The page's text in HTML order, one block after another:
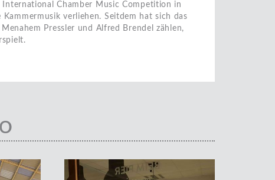
Chamber Music Competition in
verliehen. Seitdem hat sich das
Pressler und Alfred Brendel zählen,